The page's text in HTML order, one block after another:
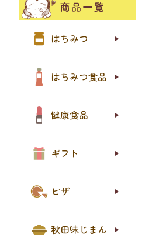
はちみつ
はちみつ食品
健康食品
ギフト
ピザ
秋田味じまん